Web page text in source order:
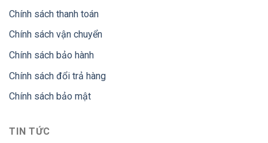
Chính sách thanh toán
Chính sách vận chuyển
Chính sách bảo hành
Chính sách đổi trả hàng
Chính sách bảo mật
TIN TỨC